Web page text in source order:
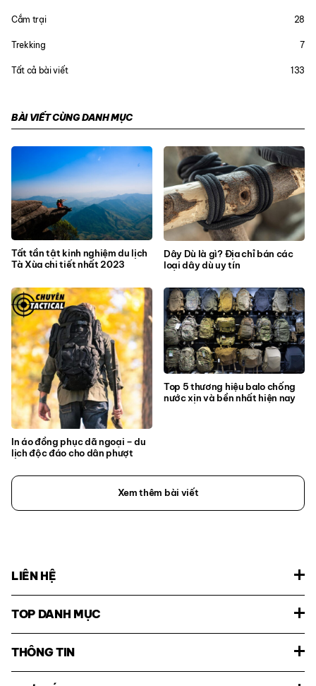
Cắm trại 28
Trekking 7
Tất cả bài viết 133
BÀI VIẾT CÙNG DANH MỤC
Tất tần tật kinh nghiệm du lịch
Tà Xùa chi tiết nhất 2023
Dây Dù là gì? Địa chỉ bán các
loại dây dù uy tín
In áo đồng phục dã ngoại – du
lịch độc đáo cho dân phượt
Top 5 thương hiệu balo chống
nước xịn và bền nhất hiện nay
Xem thêm bài viết
LIÊN HỆ
TOP DANH MỤC
THÔNG TIN